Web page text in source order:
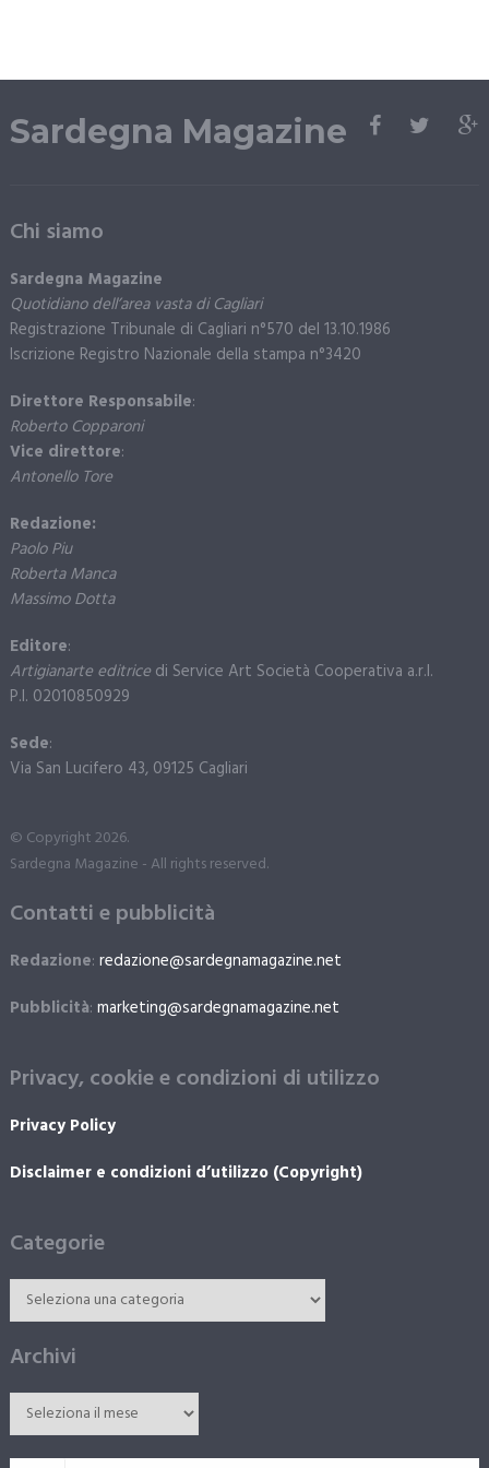
Sardegna Magazine
Chi siamo
Sardegna Magazine
Quotidiano dell’area vasta di Cagliari
Registrazione Tribunale di Cagliari n°570 del 13.10.1986
Iscrizione Registro Nazionale della stampa n°3420
Direttore Responsabile:
Roberto Copparoni
Vice direttore:
Antonello Tore
Redazione:
Paolo Piu
Roberta Manca
Massimo Dotta
Editore:
Artigianarte editricedi Service Art Società Cooperativa a.r.l.
P.I. 02010850929
Sede:
Via San Lucifero 43, 09125 Cagliari
© Copyright 2026.
Sardegna Magazine - All rights reserved.
Contatti e pubblicità
Redazione: redazione@sardegnamagazine.net
Pubblicità: marketing@sardegnamagazine.net
Privacy, cookie e condizioni di utilizzo
Privacy Policy
Disclaimer e condizioni d’utilizzo (Copyright)
Categorie
Archivi